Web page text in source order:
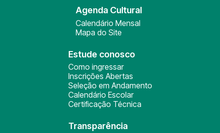
Agenda Cultural
Calendário Mensal
Mapa do Site
Estude conosco
Como ingressar
Inscrições Abertas
Seleção em Andamento
Calendário Escolar
Certificação Técnica
Transparência